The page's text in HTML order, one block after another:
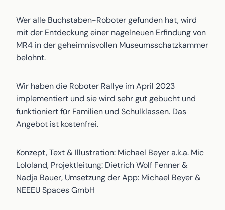
Wer alle Buchstaben-Roboter gefunden hat, wird
mit der Entdeckung einer nagelneuen Erfindung von
MR4 in der geheimnisvollen Museumsschatzkammer
belohnt.
Wir haben die Roboter Rallye im April 2023
implementiert und sie wird sehr gut gebucht und
funktioniert für Familien und Schulklassen. Das
Angebot ist kostenfrei.
Konzept, Text & Illustration: Michael Beyer a.k.a. Mic
Lololand, Projektleitung: Dietrich Wolf Fenner &
Nadja Bauer, Umsetzung der App: Michael Beyer &
NEEEU Spaces GmbH